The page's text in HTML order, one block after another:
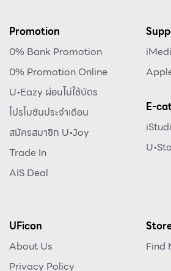
Promotion
0% Bank Promotion
0% Promotion Online
U•Eazy ผ่อนไม่ใช้บัตร
โปรโมชันประจำเดือน
สมัครสมาชิก U•Joy
Trade In
AIS Deal
E-
UFicon
About Us
Privacy Policy
Find